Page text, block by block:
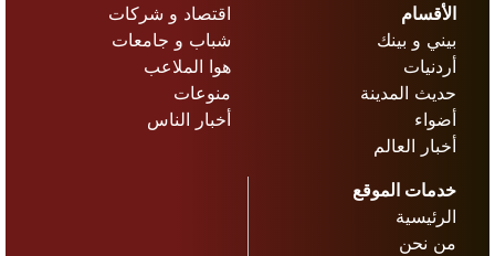
الأقسام
بيني و بينك
أردنيات
حديث المدينة
أضواء
أخبار العالم
اقتصاد و شركات
شباب و جامعات
هوا الملاعب
منوعات
أخبار الناس
خدمات الموقع
الرئيسية
من نحن